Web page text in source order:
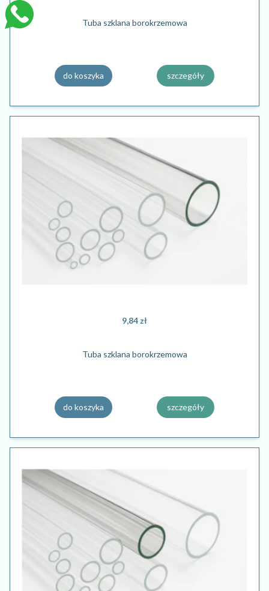
Tuba szklana borokrzemowa
do koszyka szczegóły
9,84 zł
Tuba szklana borokrzemowa
do koszyka szczegóły